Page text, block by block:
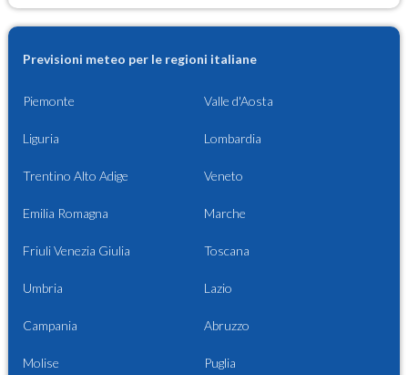
Previsioni meteo per le regioni italiane
Piemonte Valle d'Aosta
Liguria Lombardia
Trentino Alto Adige Veneto
Emilia Romagna Marche
Friuli Venezia Giulia Toscana
Umbria Lazio
Campania Abruzzo
Molise Puglia